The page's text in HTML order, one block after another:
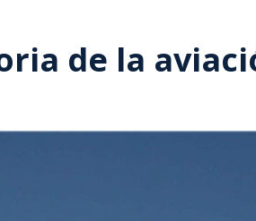
de la